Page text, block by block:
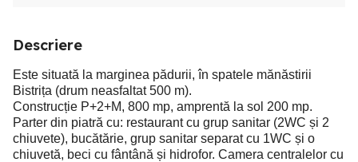
Descriere
Este situată la marginea pădurii, în spatele mănăstirii
Bistrița (drum neasfaltat 500 m).
Construcție P+2+M, 800 mp, amprentă la sol 200 mp.
Parter din piatră cu: restaurant cu grup sanitar (2WC și 2
chiuvete), bucătărie, grup sanitar separat cu 1WC și o
chiuvetă, beci cu fântână și hidrofor. Camera centralelor cu